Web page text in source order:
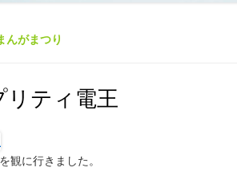
んがまつり
ティ電王
観に行きました。